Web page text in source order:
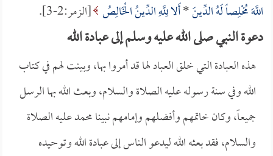
اللَّهَ مُخْلِصاً لَهُ الدِّينَ*أَلا لِلَّهِ الدِّينُ الْخَالِصُ [الزمر:2-3].
دعوة النبي صلى الله عليه وسلم إلى عبادة الله
هذه العبادة التي خلق العباد لها قد أمروا بها، وبينت لهم في كتاب
الله وفي سنة رسوله عليه الصلاة والسلام، وبعث الله بها الرسل
جميعاً، وكان خاتمهم وأفضلهم وإمامهم نبينا محمد عليه الصلاة
والسلام، فقد بعثه الله ليدعو الناس إلى عبادة الله وتوحيده